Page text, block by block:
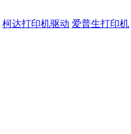
柯达打印机驱动 爱普生打印机